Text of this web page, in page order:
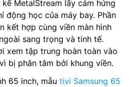
MetalStream lấy cảm hứng
động học của máy bay. Phần
kết hợp cùng viền màn hình
sang trọng và tinh tế.
xem tập trung hoàn toàn vào
bị phân tâm bởi khung viền.
65 inch, mẫu tivi Samsung 65